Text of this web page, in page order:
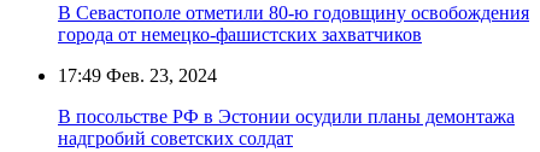
В Севастополе отметили 80-ю годовщину освобождения
города от немецко-фашистских захватчиков
17:49 Фев. 23, 2024
В посольстве РФ в Эстонии осудили планы демонтажа
надгробий советских солдат